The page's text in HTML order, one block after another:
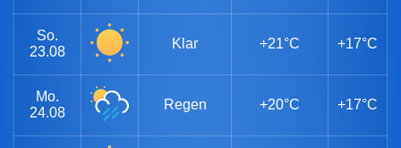
So.
23.08
Klar +21°C +17°C
Mo.
24.08
Regen +20°C +17°C